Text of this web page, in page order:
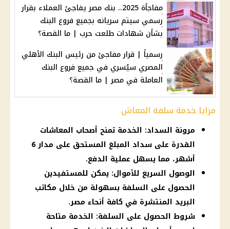
مفاجأة 2025.. بنك مصر يفاجئ العملاء بقرار
رسمي سيتم سريانه بجميع فروع البنك
بشأن شهادات طلعت حرب | ما القصة؟
رسمياً | قرار مفاجئ من رئيس البنك الأهلي
المصري سيُسري في جميع فروع البنك
العاملة في مصر | ما القصة؟
مزايا خدمة سلفة المعاش
مرونة السداد: الخدمة تمنح أصحاب المعاشات
القدرة على سداد المبلغ المستحق على مدار 6
أشهر، مما يسهل عملية الدفع.
الوصول السريع للأموال: يمكن للمستفيدين
الحصول على السلفة بسهولة من خلال مكاتب
البريد المنتشرة في كافة أنحاء مصر.
شروط الحصول على السلفة: الخدمة متاحة